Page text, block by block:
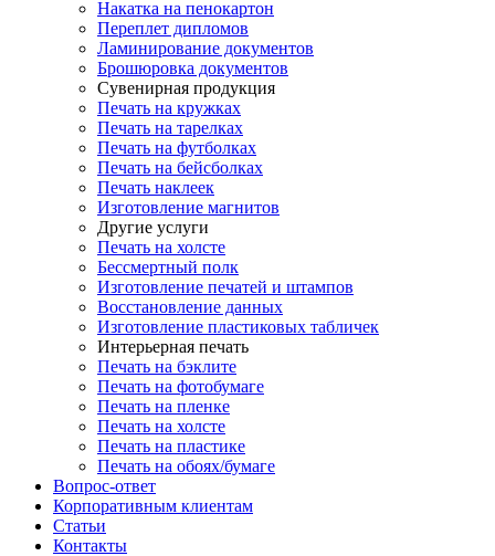
Накатка на пенокартон
Переплет дипломов
Ламинирование документов
Брошюровка документов
Сувенирная продукция
Печать на кружках
Печать на тарелках
Печать на футболках
Печать на бейсболках
Печать наклеек
Изготовление магнитов
Другие услуги
Печать на холсте
Бессмертный полк
Изготовление печатей и штампов
Восстановление данных
Изготовление пластиковых табличек
Интерьерная печать
Печать на бэклите
Печать на фотобумаге
Печать на пленке
Печать на холсте
Печать на пластике
Печать на обоях/бумаге
Вопрос-ответ
Корпоративным клиентам
Статьи
Контакты